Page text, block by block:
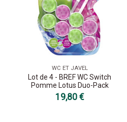
WC ET JAVEL
Lot de 4 - BREF WC Switch
Pomme Lotus Duo-Pack
19,80 €